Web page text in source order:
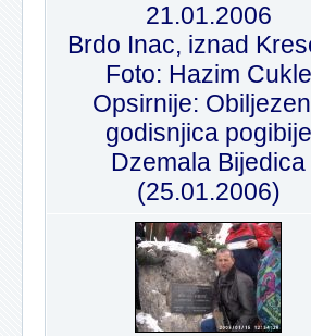
21.01.2006
Brdo Inac, iznad
Foto: Hazim Cukle
Opsirnije:
godisnjica pogibije
Dzemala Bijedica
(25.01.2006)